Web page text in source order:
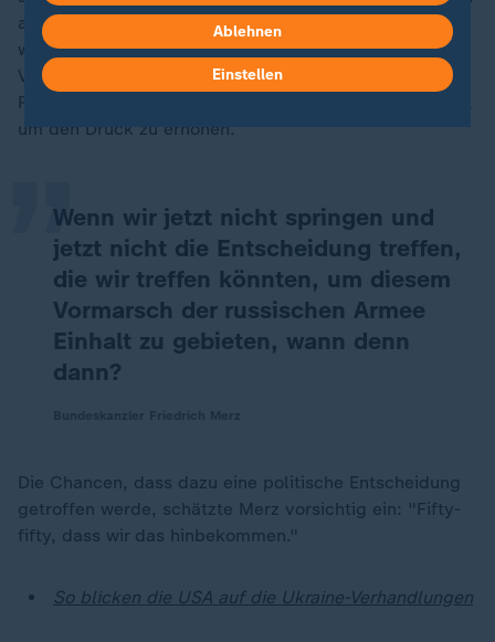
aber bestehen blieben und gemeinsam überwunden
werden müssten. Er zeigte Verständnis für die
Vorbehalte, insbesondere die der belgischen
Regierung, sagte aber auch, man müsse jetzt handeln,
um den Druck zu erhöhen.
Wenn wir jetzt nicht springen und
jetzt nicht die Entscheidung treffen,
die wir treffen könnten, um diesem
Vormarsch der russischen Armee
Einhalt zu gebieten, wann denn
dann?
„
Die Chancen, dass dazu eine politische Entscheidung
getroffen werde, schätzte Merz vorsichtig ein: "Fifty-
fifty, dass wir das hinbekommen."
So blicken die USA auf die Ukraine-Verhandlungen
Ablehnen
Einstellen